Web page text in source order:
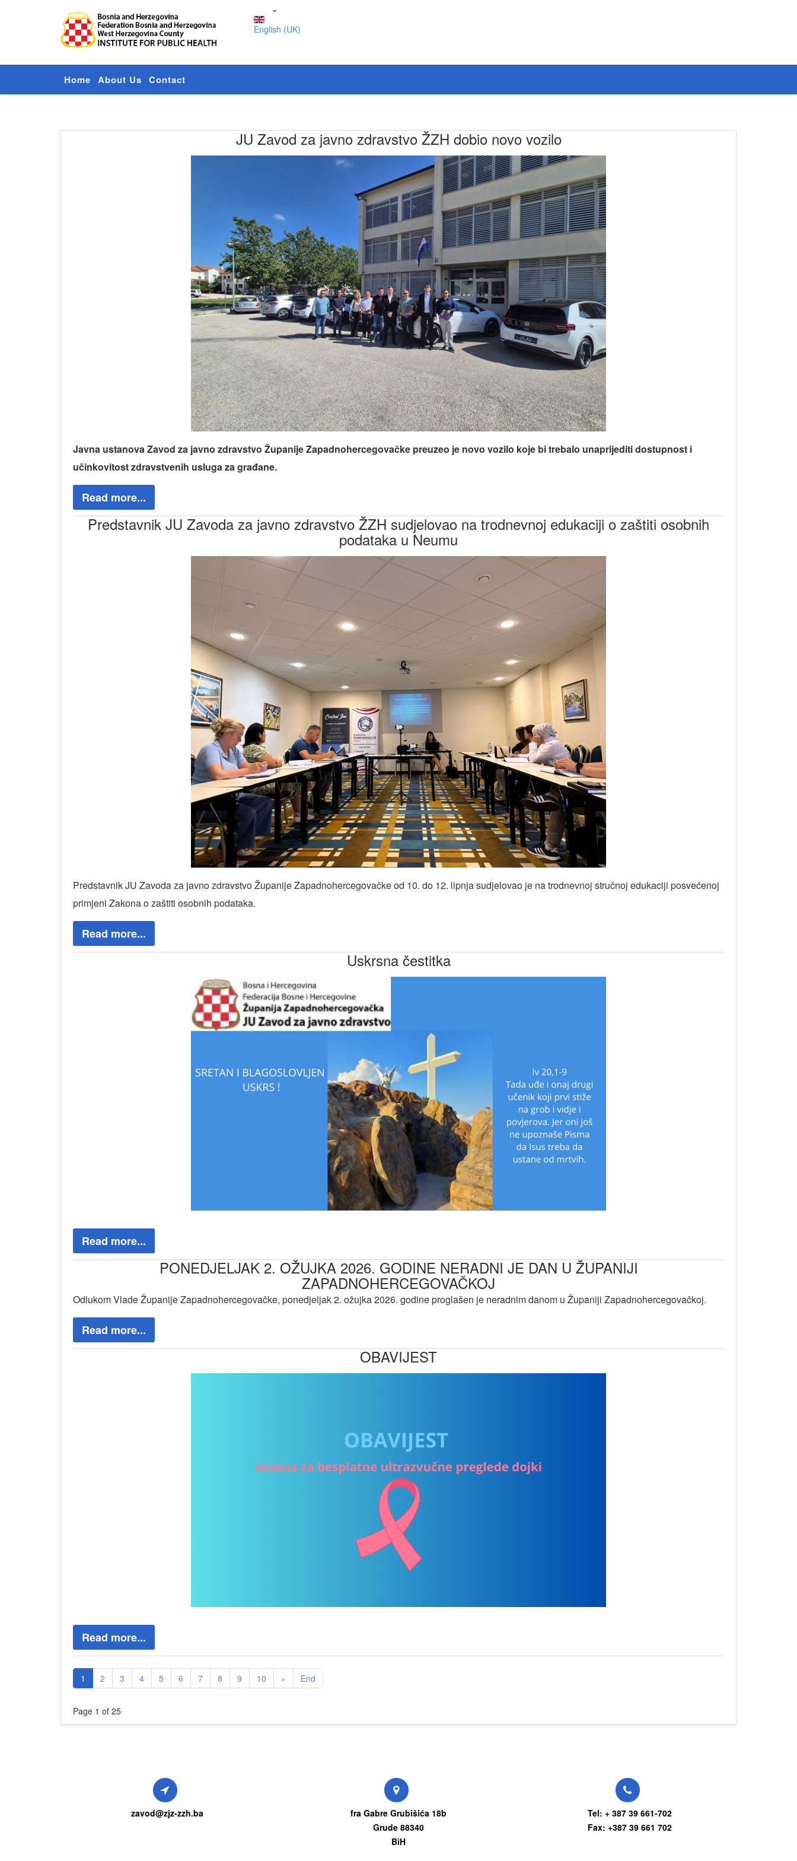
English (UK)
Home About Us Contact
JU Zavod za javno zdravstvo ŽZH dobio novo vozilo
Javna ustanova Zavod za javno zdravstvo Županije Zapadnohercegovačke preuzeo je novo vozilo koje bi trebalo unaprijediti dostupnost i
učinkovitost zdravstvenih usluga za građane.
Read more...
Predstavnik JU Zavoda za javno zdravstvo ŽZH sudjelovao na trodnevnoj edukaciji o zaštiti osobnih
podataka u Neumu
Predstavnik JU Zavoda za javno zdravstvo Županije Zapadnohercegovačke od 10. do 12. lipnja sudjelovao je na trodnevnoj stručnoj edukaciji posvećenoj
primjeni Zakona o zaštiti osobnih podataka.
Read more...
Uskrsna čestitka
Read more...
PONEDJELJAK 2. OŽUJKA 2026. GODINE NERADNI JE DAN U ŽUPANIJI
ZAPADNOHERCEGOVAČKOJ
Odlukom Vlade Županije Zapadnohercegovačke, ponedjeljak 2. ožujka 2026. godine proglašen je neradnim danom u Županiji Zapadnohercegovačkoj.
Read more...
OBAVIJEST
Read more...
1 2 3 4 5 6 7 8 9 10 » End
Page 1 of 25
zavod@zjz-zzh.ba
fra Gabre Grubišića 18b
Grude 88340
BiH
Tel: + 387 39 661-702
Fax: +387 39 661 702